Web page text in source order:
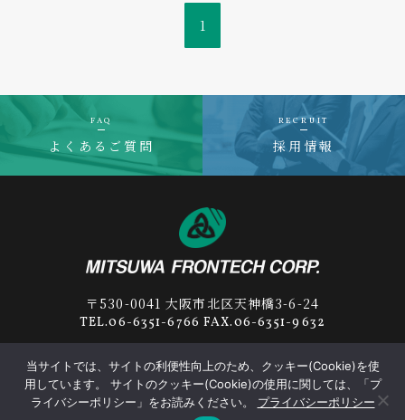
1
FAQ
よくあるご質問
RECRUIT
採用情報
〒530-0041 大阪市北区天神橋3-6-24
TEL.06-6351-6766 FAX.06-6351-9632
プライバシーポリシー サプライヤー行動規範
当サイトでは、サイトの利便性向上のため、クッキー(Cookie)を使
用しています。 サイトのクッキー(Cookie)の使用に関しては、「プ
ライバシーポリシー」をお読みください。 プライバシーポリシー